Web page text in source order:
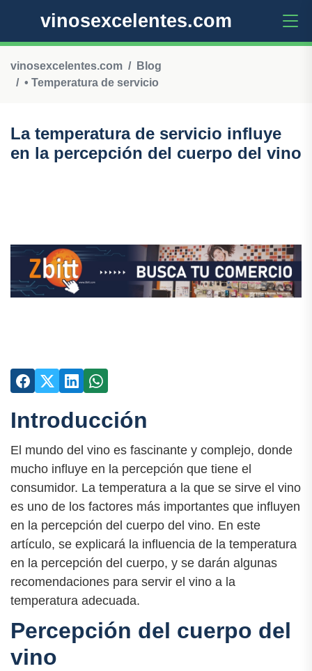
vinosexcelentes.com
vinosexcelentes.com
Blog
• Temperatura de servicio
La temperatura de servicio influye
en la percepción del cuerpo del vino
Introducción
El mundo del vino es fascinante y complejo, donde
mucho influye en la percepción que tiene el
consumidor. La temperatura a la que se sirve el vino
es uno de los factores más importantes que influyen
en la percepción del cuerpo del vino. En este
artículo, se explicará la influencia de la temperatura
en la percepción del cuerpo, y se darán algunas
recomendaciones para servir el vino a la
temperatura adecuada.
Percepción del cuerpo del
vino